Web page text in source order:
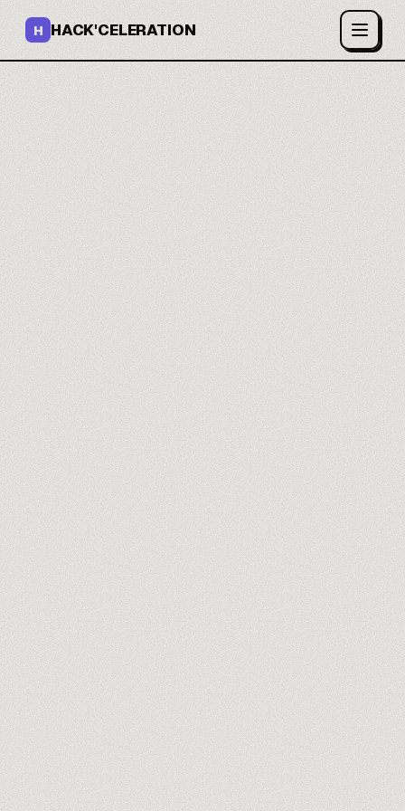
H HACK'CELERATION
Tus agentes IA
conectados a tu
empresa.
tu@empresa.com
Descubre a los formadores →
Sin spam, nunca. Cancela en un clic.